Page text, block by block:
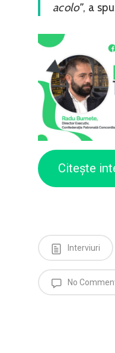
acolo”, a
Citește
Interviuri
No